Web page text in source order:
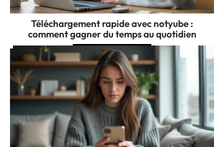
Téléchargement rapide avec notyube :
comment gagner du temps au quotidien